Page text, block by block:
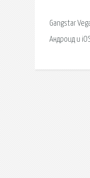
Gangstar
Андроид и